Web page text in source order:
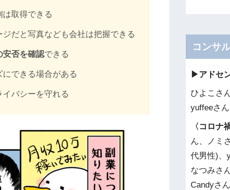
は取得できる
だと写真なども会社は把握できる
安否を確認できる
できる場合がある
バシーを守れる
コンサ
▶︎アドセ
ひよこさ
yuffeeさ
〈コロナ
ん、ノミ
代男性)、
なつみさ
Candyさ